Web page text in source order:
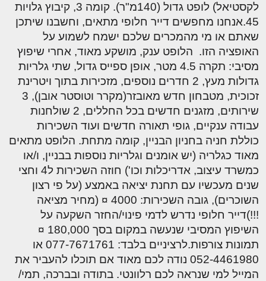
לקסטיאל) לופט גדול (140מ"ר). קומה 3, קיבוץ גלויות
45.אנחנו מחפשים דייר חלופי מתאים, וחשבנו שיתכן
שאתם או מי מהמכרים שלכם ישמח לשמוע על
האופציה הזו. הלופט ענק, מושקע מאוד, אחרי שיפוץ
מסיבי: תקרה 4.5 מטר, אופן ספייס גדול, שתי גלריות
גדולות מעץ, 2 חדרים נוספים, מזכירות בתוך ויטרינת
זכוכית, מטבחון חדש מאובזר(מקרר וטוסטר אובן), 3
שירותים, מזגנים חדשים בכל החללים, 2 שולחנות
עבודה ענקיים, גופי תאורה חדשים ועוד השכירות
כוללת חניה בחניון הבניין, קומה מתחת. הלופט מתאים
מאוד כגלריה (יש אומנים וגלריות נוספות בבניין, ו/או
כמשרד עיצוב, אדריכלות וכו') חוזה השכירות ל4 וחצי
שנים מעכשיו עם תחנת יציאה באמצע (על פי רצון
השוכרים), גובה השכירות: 4000 ¤ (מחיר מציאה
!!!)דייר חלופי נדרש לדמי פינוי/החזר השקעה על
השיפוץ המסיבי שנעשה במקום בסך 180,000 ¤
תמונות צורפות.לרציניים בלבד: 077-7671761 או
052-4461980 נודה לכם מאוד אם תוכלו להעביר את
המייל למי שנראה לכם רלוונטי. בתודה ובברכה, תמי/